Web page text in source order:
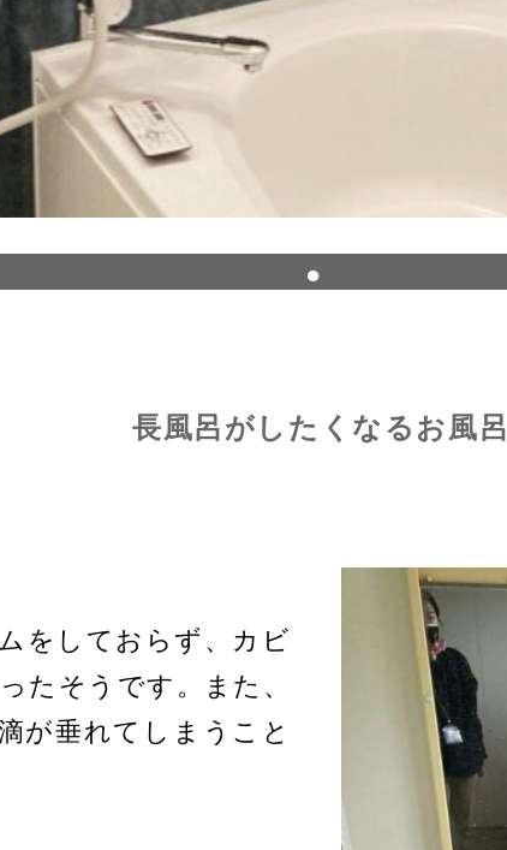
長風呂がしたくなるお風呂
をしておらず、カビ
たそうです。また、
が垂れてしまうこと